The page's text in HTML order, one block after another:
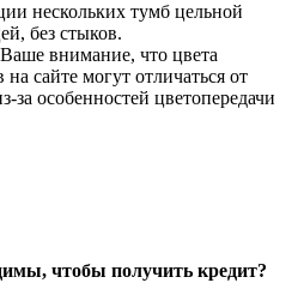
нескольких тумб цельной
без стыков.
внимание, что цвета
на сайте могут отличаться от
за особенностей цветопередачи
чтобы получить кредит?